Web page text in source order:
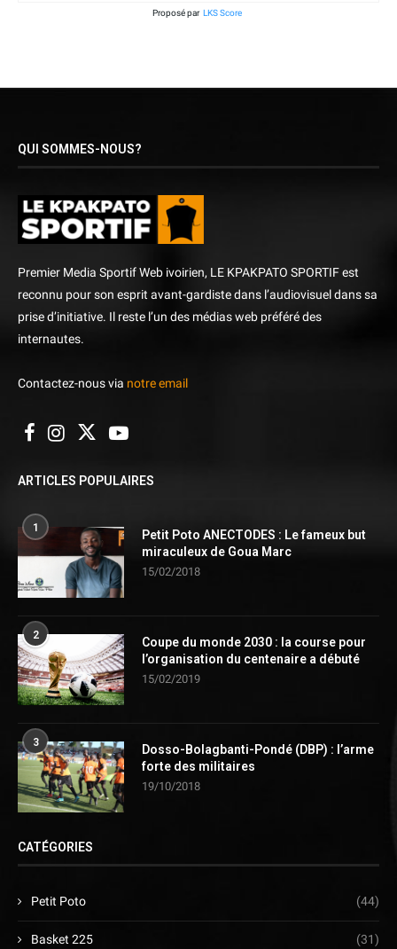
Proposé par LKS Score
QUI SOMMES-NOUS?
Premier Media Sportif Web ivoirien, LE KPAKPATO SPORTIF est
reconnu pour son esprit avant-gardiste dans l’audiovisuel dans sa
prise d’initiative. Il reste l’un des médias web préféré des
internautes.
Contactez-nous via notre email
ARTICLES POPULAIRES
1
Petit Poto ANECTODES : Le fameux but
miraculeux de Goua Marc
15/02/2018
2
Coupe du monde 2030 : la course pour
l’organisation du centenaire a débuté
15/02/2019
3
Dosso-Bolagbanti-Pondé (DBP) : l’arme
forte des militaires
19/10/2018
CATÉGORIES
Petit Poto (44)
Basket 225 (31)